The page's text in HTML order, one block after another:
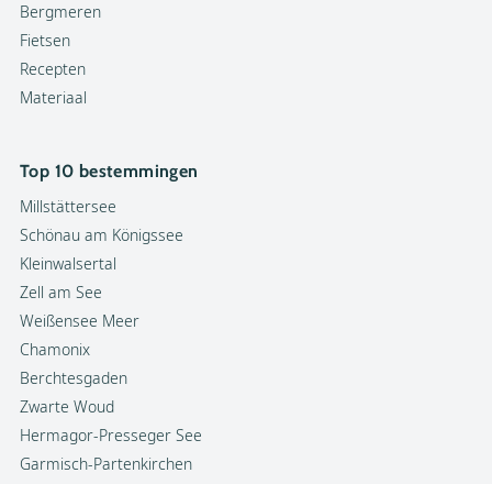
Bergmeren
Fietsen
Recepten
Materiaal
Top 10 bestemmingen
Millstättersee
Schönau am Königssee
Kleinwalsertal
Zell am See
Weißensee Meer
Chamonix
Berchtesgaden
Zwarte Woud
Hermagor-Presseger See
Garmisch-Partenkirchen